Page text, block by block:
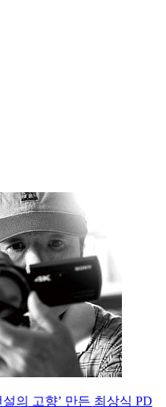
의 고향’ 만든 최상식 PD